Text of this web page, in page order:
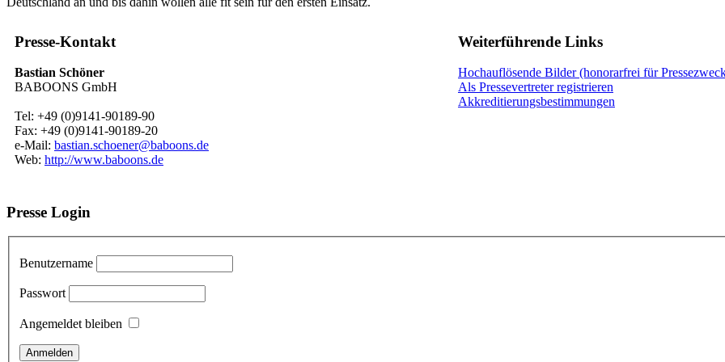
Presse-Kontakt
Bastian Schöner
BABOONS GmbH
Tel: +49 (0)9141-90189-90
Fax: +49 (0)9141-90189-20
e-Mail: bastian.schoener@baboons.de
Web: http://www.baboons.de
Weiterführende Links
Hochauflösende Bilder (honorarfrei für
Als Pressevertreter registrieren
Akkreditierungsbestimmungen
Presse Login
Benutzername
Passwort
Angemeldet bleiben